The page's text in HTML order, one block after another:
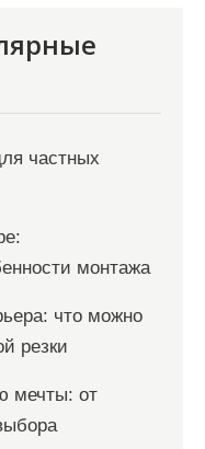
частных
монтажа
что можно
резки
мечты: от